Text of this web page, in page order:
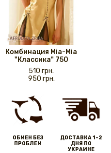
Комбинация Mia-Mia
"Классика" 750
510 грн.
950 грн.
ОБМЕН БЕЗ
ПРОБЛЕМ
ДОСТАВКА 1-2
ДНЯ ПО
УКРАИНЕ